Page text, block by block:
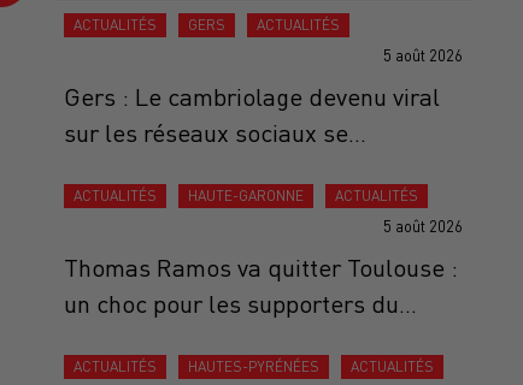
ACTUALITÉS GERS ACTUALITÉS
5 août 2026
Gers : Le cambriolage devenu viral
sur les réseaux sociaux se...
ACTUALITÉS HAUTE-GARONNE ACTUALITÉS
5 août 2026
Thomas Ramos va quitter Toulouse :
un choc pour les supporters du...
ACTUALITÉS HAUTES-PYRÉNÉES ACTUALITÉS